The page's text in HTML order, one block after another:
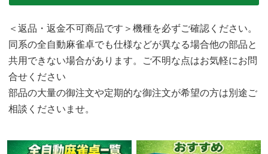
＜返品・返金不可商品です＞機種を必ずご確認ください。
同系の全自動麻雀卓でも仕様などが異なる場合他の部品と
共用できない場合があります。ご不明な点はお気軽にお問
合せください
部品の大量の御注文や定期的な御注文が希望の方は別途ご
相談くださいませ。